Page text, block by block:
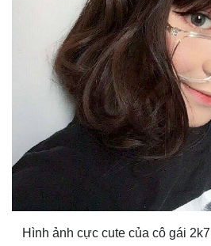
Hình ảnh cực cute của cô gái